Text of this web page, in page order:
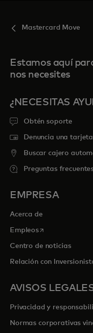
Mastercard Move
Estamos aquí
nos necesites
¿NECESITAS
Obtén soporte
Denuncia una
Buscar cajero
Preguntas
EMPRESA
Acerca de
Empleosse abre en una
Centro de noticias
Relación con
AVISOS
Privacidad y
Normas corporativas